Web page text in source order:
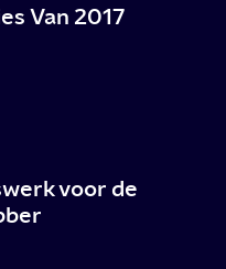
Van 2017
voor de